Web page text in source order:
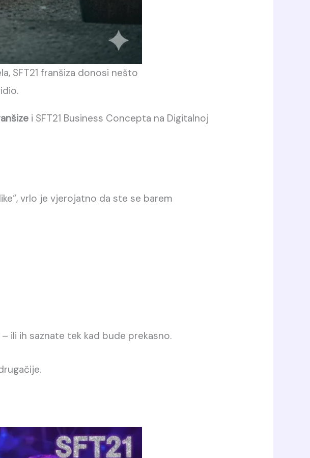
SFT21 franšiza donosi nešto
i SFT21 Business Concepta na Digitalnoj
vrlo je vjerojatno da ste se barem
ili ih saznate tek kad bude prekasno.